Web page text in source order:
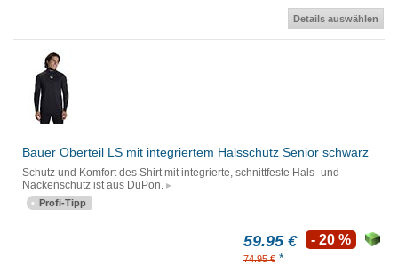
Details auswählen
Bauer Oberteil LS mit integriertem Halsschutz Senior schwarz
Schutz und Komfort des Shirt mit integrierte, schnittfeste Hals- und
Nackenschutz ist aus DuPon.
Profi-Tipp
59.95 €
74.95 € *
- 20 %